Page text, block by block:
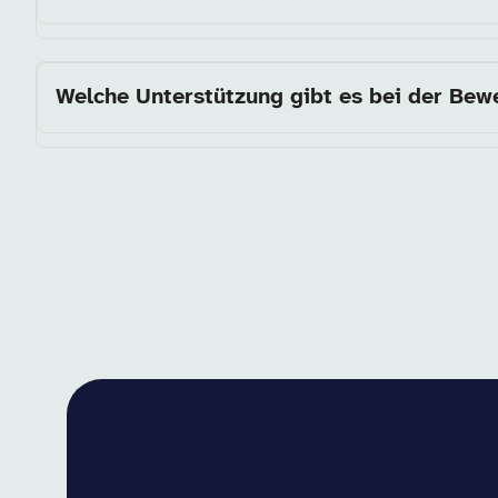
Welche Unterstützung gibt es bei der